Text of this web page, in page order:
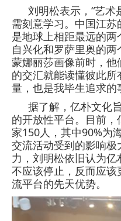
刘明松表示，“艺
需刻意学习。中国江
是地球上相距最远的
自兴化和罗萨里奥的
蒙娜丽莎画像前时，
的交汇就能读懂彼此
量，也是我毕生追求的
据了解，亿朴文化
的开放性平台。目前
家150人，其中90%为
交流活动受到的影响
力，刘明松依旧认为
不应该停止，反而应
流平台的先天优势。